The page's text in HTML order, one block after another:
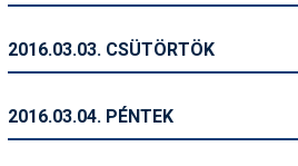
2016.03.03. CSÜTÖRTÖK
2016.03.04. PÉNTEK